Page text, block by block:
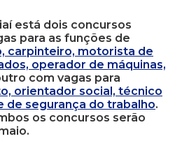
está dois concursos
para as funções de
carpinteiro, motorista de
operador de máquinas,
com vagas para
orientador social, técnico
de segurança do trabalho.
os concursos serão